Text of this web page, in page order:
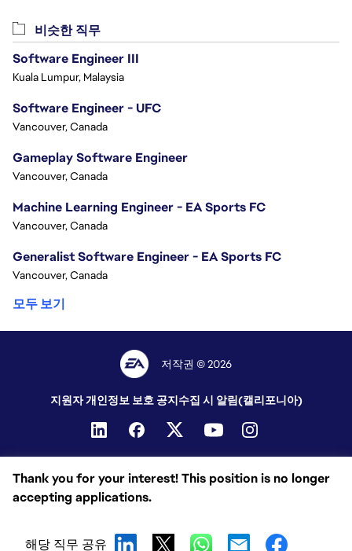
Thank you for your interest! This position is no longer
accepting applications.
해당 직무 공유
비슷한 직무
Software Engineer III
Kuala Lumpur, Malaysia
Software Engineer - UFC
Vancouver, Canada
Gameplay Software Engineer
Vancouver, Canada
Machine Learning Engineer - EA Sports FC
Vancouver, Canada
Generalist Software Engineer - EA Sports FC
Vancouver, Canada
모두 보기
저작권 © 2026
지원자 개인정보 보호 공지수집 시 알림(캘리포니아)